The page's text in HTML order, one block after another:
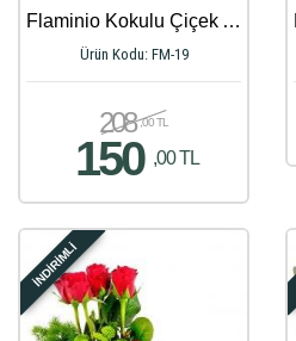
Flaminio Kokulu Çiçek Aranjmanı
Ürün Kodu: FM-19
208 ,00 TL
150 ,00 TL
İNDİRİMLİ